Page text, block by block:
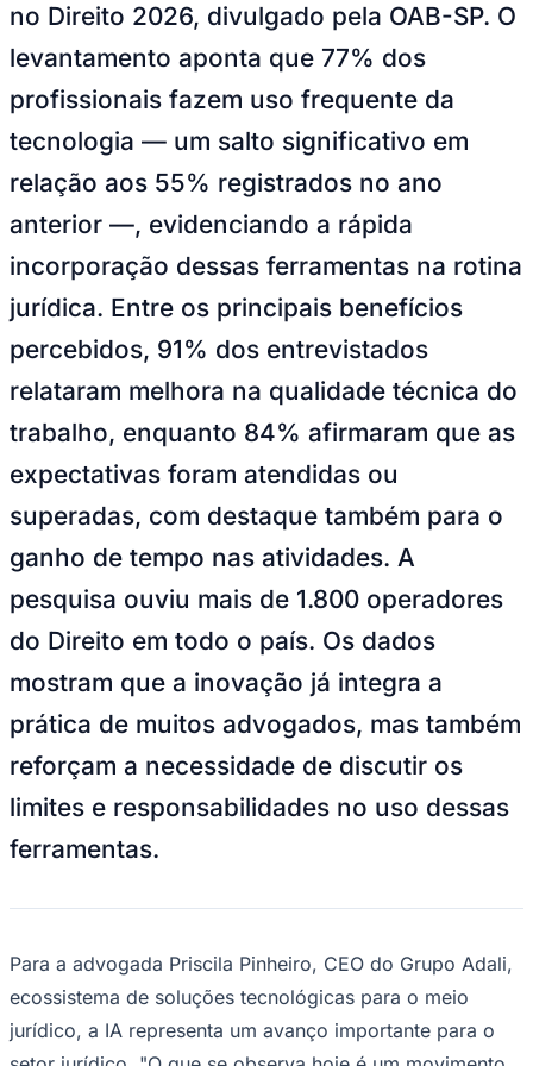
NBA
NFL
Fórmula 1
UFC
Tênis (ATP)
MLB
NHL
Atletismo
Vôlei
NBB
Competições de Futebol
Brasileirão Série A
Brasileirão Série B
Copa do Brasil
Libertadores
Sul-Americana
Champions League
Premier League
La Liga
Mundial 2026
Times - Ir direto
no Direito 2026, divulgado pela OAB-SP. O
levantamento aponta que 77% dos
profissionais fazem uso frequente da
tecnologia — um salto significativo em
relação aos 55% registrados no ano
anterior —, evidenciando a rápida
incorporação dessas ferramentas na rotina
jurídica. Entre os principais benefícios
percebidos, 91% dos entrevistados
relataram melhora na qualidade técnica do
trabalho, enquanto 84% afirmaram que as
expectativas foram atendidas ou
superadas, com destaque também para o
ganho de tempo nas atividades. A
pesquisa ouviu mais de 1.800 operadores
do Direito em todo o país. Os dados
mostram que a inovação já integra a
prática de muitos advogados, mas também
reforçam a necessidade de discutir os
limites e responsabilidades no uso dessas
ferramentas.
Para a advogada Priscila Pinheiro, CEO do Grupo Adali,
ecossistema de soluções tecnológicas para o meio
jurídico, a IA representa um avanço importante para o